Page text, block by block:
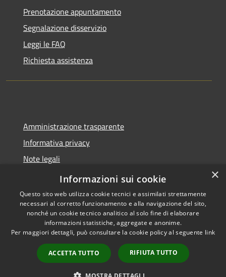
Prenotazione appuntamento
Segnalazione disservizio
Leggi le FAQ
Richiesta assistenza
Amministrazione trasparente
Informativa privacy
Note legali
Dichiarazione di accessibilità
Accessibilità
Copyright © 2026 • Comune di
Spoleto • Powered by
Municipium•
Accesso
redazione
×
Informazioni sui cookie
Questo sito web utilizza cookie tecnici e assimilati strettamente
necessari al corretto funzionamento e alla navigazione del sito,
nonché un cookie tecnico analitico al solo fine di elaborare
informazioni statistiche, aggregate e anonime.
Per maggiori dettagli, può consultare la cookie policy al seguente link
ACCETTA TUTTO RIFIUTA TUTTO